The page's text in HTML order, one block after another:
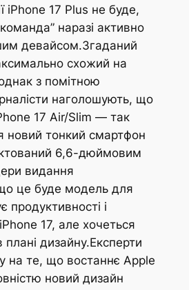
iPhone 17 Plus не буде,
наразі активно
девайсом.Згаданий
схожий на
з помітною
наголошують, що
17 Air/Slim — так
новий тонкий смартфон
6,6-дюймовим
видання
це буде модель для
продуктивності і
17, але хочеться
плані дизайну.Експерти
на те, що востаннє Apple
новий дизайн